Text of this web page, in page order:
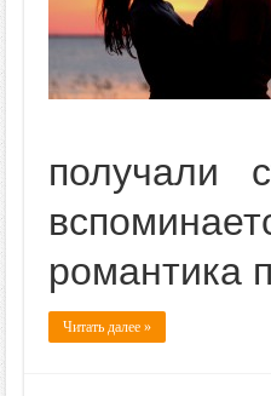
получали
романтика
Читать далее »